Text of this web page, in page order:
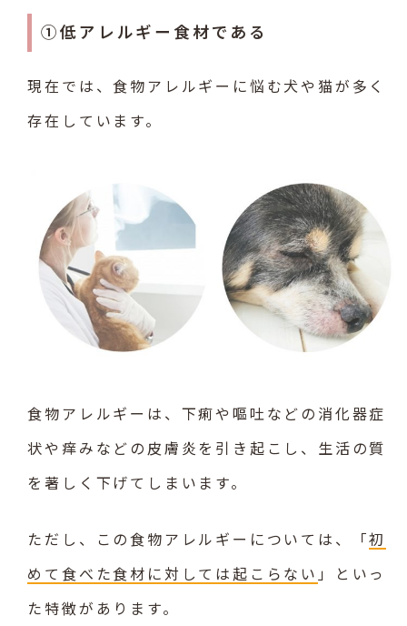
①低アレルギー食材である
現在では、食物アレルギーに悩む犬や猫が多く
存在しています。
食物アレルギーは、下痢や嘔吐などの消化器症
状や痒みなどの皮膚炎を引き起こし、生活の質
を著しく下げてしまいます。
ただし、この食物アレルギーについては、「初
めて食べた食材に対しては起こらない 」といっ
た特徴があります。